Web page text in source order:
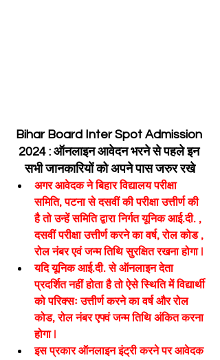
Bihar Board Inter Spot Admission
2024 : ऑनलाइन आवेदन भरने से पहले इन
सभी जानकारियों को अपने पास जरुर रखे
अगर आवेदक ने बिहार विद्यालय परीक्षा
समिति, पटना से दसवीं की परीक्षा उत्तीर्ण की
है तो उन्हें समिति द्वारा निर्गत यूनिक आई.दी. ,
दसवीं परीक्षा उत्तीर्ण करने का वर्ष, रोल कोड ,
रोल नंबर एवं जन्म तिथि सुरक्षित रखना होगा |
यदि यूनिक आई.दी. से ऑनलाइन देता
प्रदर्शित नहीं होता है तो ऐसे स्थिति में विद्यार्थी
को परिक्सः उत्तीर्ण करने का वर्ष और रोल
कोड, रोल नंबर एफ्वं जन्म तिथि अंकित करना
होगा |
इस प्रकार ऑनलाइन इंट्री करने पर आवेदक